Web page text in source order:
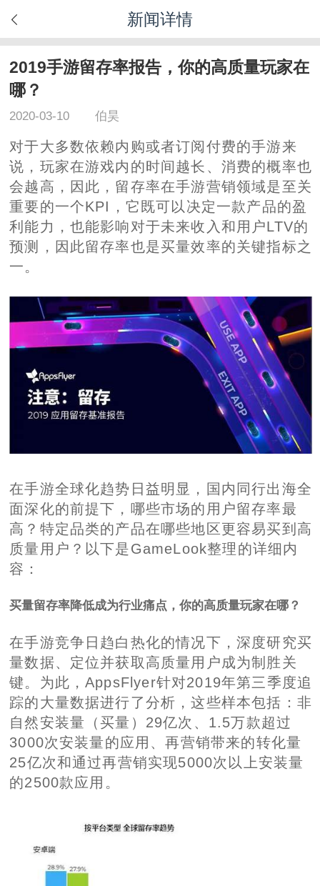
新闻详情
2019手游留存率报告，你的高质量玩家在
哪？
2020-03-10 伯昊
对于大多数依赖内购或者订阅付费的手游来
说，玩家在游戏内的时间越长、消费的概率也
会越高，因此，留存率在手游营销领域是至关
重要的一个KPI，它既可以决定一款产品的盈
利能力，也能影响对于未来收入和用户LTV的
预测，因此留存率也是买量效率的关键指标之
一。
在手游全球化趋势日益明显，国内同行出海全
面深化的前提下，哪些市场的用户留存率最
高？特定品类的产品在哪些地区更容易买到高
质量用户？以下是GameLook整理的详细内
容：
买量留存率降低成为行业痛点，你的高质量玩家在哪？
在手游竞争日趋白热化的情况下，深度研究买
量数据、定位并获取高质量用户成为制胜关
键。为此，AppsFlyer针对2019年第三季度追
踪的大量数据进行了分析，这些样本包括：非
自然安装量（买量）29亿次、1.5万款超过
3000次安装量的应用、再营销带来的转化量
25亿次和通过再营销实现5000次以上安装量
的2500款应用。